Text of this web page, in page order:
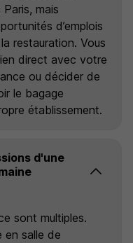
mais
d’emplois
restauration. Vous
direct avec votre
ou décider de
le bagage
établissement.
d'une
sont multiples.
en salle de